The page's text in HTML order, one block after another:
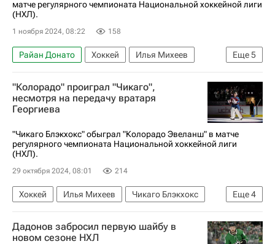
матче регулярного чемпионата Национальной хоккейной лиги
(НХЛ).
1 ноября 2024, 08:22 158
Еще5
Райан Донато Хоккей
Илья Михеев
Александр Веннберг
Чикаго Блэкхокс
Эдмонтон Ойлерз
Сан-Хосе Шаркс
Национальная хоккейная лига (НХЛ)
"Колорадо" проиграл "Чикаго",
несмотря на передачу вратаря
Георгиева
"Чикаго Блэкхокс" обыграл "Колорадо Эвеланш" в матче
регулярного чемпионата Национальной хоккейной лиги
(НХЛ).
29 октября 2024, 08:01 214
Еще4
Хоккей Илья Михеев
Чикаго Блэкхокс
Колорадо Эвеланш
Филипп Курашев
Лукас Райхель
Дадонов забросил первую шайбу в
новом сезоне НХЛ